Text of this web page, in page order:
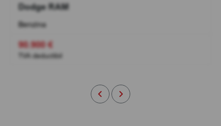
Dodge RAM
Benzina
90.900 €
TVA deductibil